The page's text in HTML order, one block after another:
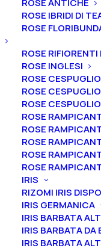
ROSE ANTICHE
ROSE IBRIDI DI
ROSE
ROSE
ROSE INGLESI
ROSE
ROSE
ROSE
ROSE
ROSE
ROSE
ROSE
ROSE
IRIS
RIZOMI IRIS
IRIS GERMANICA
IRIS BARBATA
IRIS BARBATA DA
IRIS BARBATA
Peonia
Gentry”
25,00€
La peonia
e molto grande, di
sfumare al bianco
Ottimo per il reciso.
è medio tardiva.
Ti ricordiamo che
vendute in vaso,
affrancato e
pianta.